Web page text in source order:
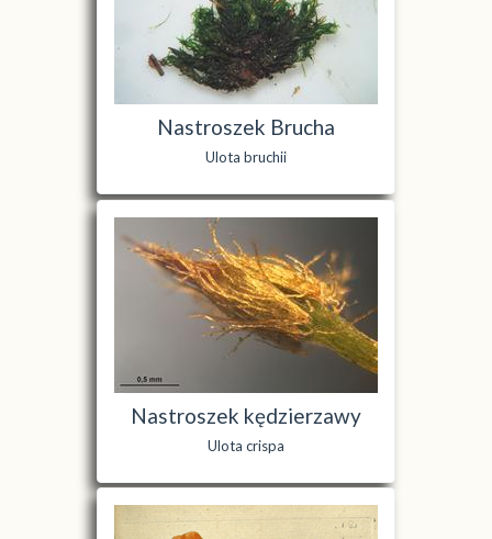
Nastroszek Brucha
Ulota bruchii
Nastroszek kędzierzawy
Ulota crispa